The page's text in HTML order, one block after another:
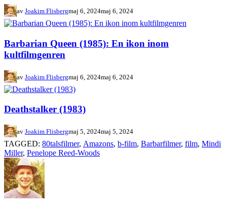
av Joakim Flisbergmaj 6, 2024maj 6, 2024
Barbarian Queen (1985): En ikon inom
kultfilmgenren
av Joakim Flisbergmaj 6, 2024maj 6, 2024
Deathstalker (1983)
av Joakim Flisbergmaj 5, 2024maj 5, 2024
TAGGED: 80talsfilmer, Amazons, b-film, Barbarfilmer, film, Mindi
Miller, Penelope Reed-Woods